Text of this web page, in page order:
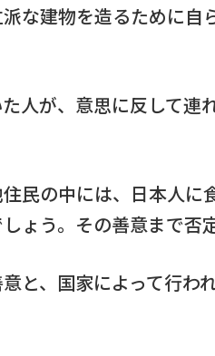
な建物を造るために自
人が、意思に反して連
民の中には、日本人に
ょう。その善意まで否
と、国家によって行わ